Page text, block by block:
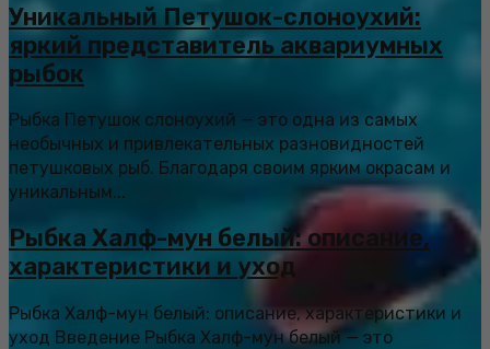
Уникальный Петушок-слоноухий:
яркий представитель аквариумных
рыбок
Рыбка Петушок слоноухий — это одна из самых
необычных и привлекательных разновидностей
петушковых рыб. Благодаря своим ярким окрасам и
уникальным...
Рыбка Халф-мун белый: описание,
характеристики и уход
Рыбка Халф-мун белый: описание, характеристики и
уход Введение Рыбка Халф-мун белый — это